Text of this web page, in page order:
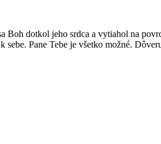
dotkol jeho srdca a vytiahol na
sebe. Pane Tebe je všetko možné.